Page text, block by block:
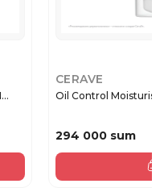
CERAVE
Oil Control
294 000 sum